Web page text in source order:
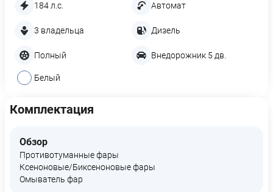
184 л.с. Автомат
3 владельца Дизель
Полный Внедорожник 5 дв.
Белый
Комплектация
Обзор
Противотуманные фары
Ксеноновые/Биксеноновые фары
Омыватель фар